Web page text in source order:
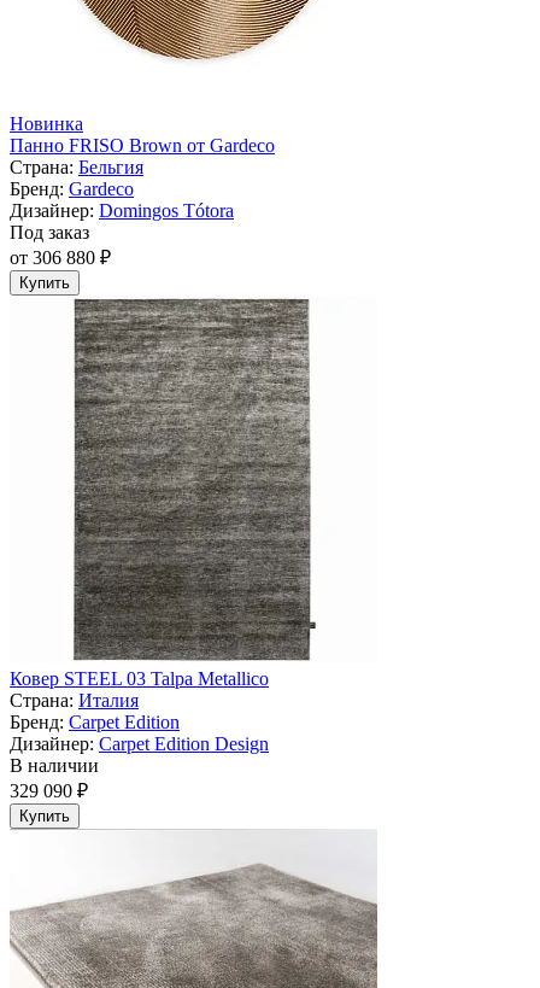
Новинка
Панно FRISO Brown от Gardeco
Страна: Бельгия
Бренд: Gardeco
Дизайнер: Domingos Tótora
Под заказ
от 306 880 ₽
Купить
Ковер STEEL 03 Talpa Metallico
Страна: Италия
Бренд: Carpet Edition
Дизайнер: Carpet Edition Design
В наличии
329 090 ₽
Купить